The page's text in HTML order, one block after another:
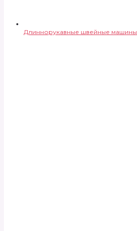
Длиннорукавные швейные машины